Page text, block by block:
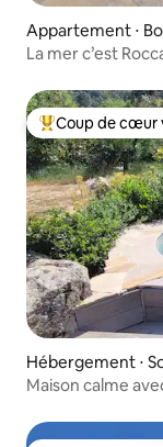
Appartement ⋅
La mer c’est
Coups de cœur
Coup de cœur
Hébergement ⋅
Maison calme